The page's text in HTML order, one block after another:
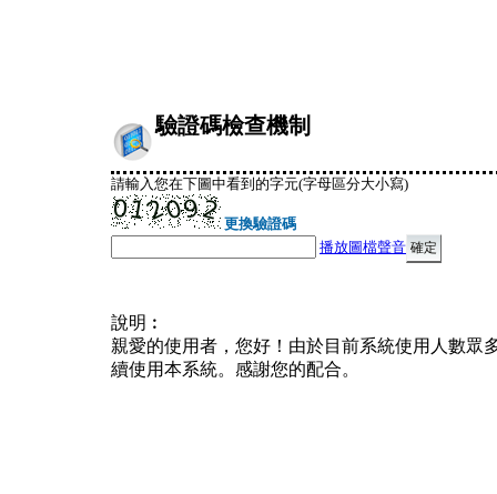
驗證碼檢查機制
請輸入您在下圖中看到的字元(字母區分大小寫)
更換驗證碼
播放圖檔聲音
說明︰
親愛的使用者，您好！由於目前系統使用人數眾
續使用本系統。感謝您的配合。